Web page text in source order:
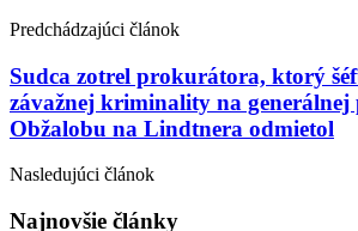
Predchádzajúci článok
Sudca zotrel prokurátora, ktorý
závažnej kriminality na
Obžalobu na Lindtnera odmietol
Nasledujúci článok
Najnovšie články